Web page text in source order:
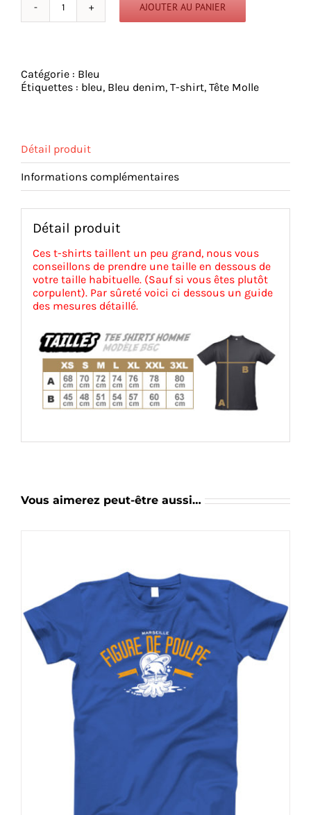
quantité
de
Tshirt
-
AJOUTER AU PANIER
Catégorie : Bleu
Étiquettes : bleu, Bleu denim, T-shirt, Tête Molle
Détail produit
Informations complémentaires
Détail produit
Ces t-shirts taillent un peu grand, nous vous
conseillons de prendre une taille en dessous de
votre taille habituelle. (Sauf si vous êtes plutôt
corpulent). Par sûreté voici ci dessous un guide
des mesures détaillé.
Vous aimerez peut-être aussi…